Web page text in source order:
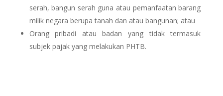
serah, bangun serah guna atau pemanfaatan barang
milik negara berupa tanah dan atau bangunan; atau
Orang pribadi atau badan yang tidak termasuk
subjek pajak yang melakukan PHTB.